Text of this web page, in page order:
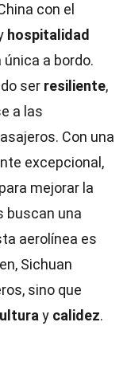
con el
hospitalidad
a bordo.
ser resiliente,
a las
Con una
excepcional,
para mejorar la
buscan una
aerolínea es
Sichuan
sino que
y calidez.